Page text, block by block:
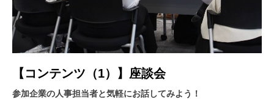
【コンテンツ（1）】座談会
参加企業の人事担当者と気軽にお話してみよう！